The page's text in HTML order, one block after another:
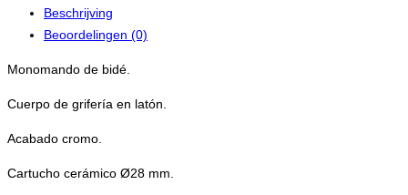
Beschrijving
Beoordelingen (0)
Monomando de bidé.
Cuerpo de grifería en latón.
Acabado cromo.
Cartucho cerámico Ø28 mm.